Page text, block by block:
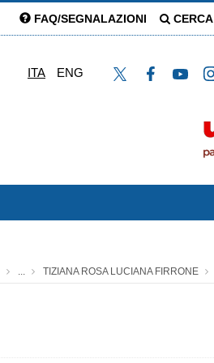
FAQ/SEGNALAZIONI CERCA
ITA ENG
... TIZIANA ROSA LUCIANA FIRRONE